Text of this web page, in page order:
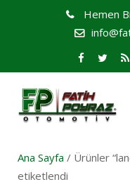
Hemen
Ana Sayfa / Ürünler
etiketlendi